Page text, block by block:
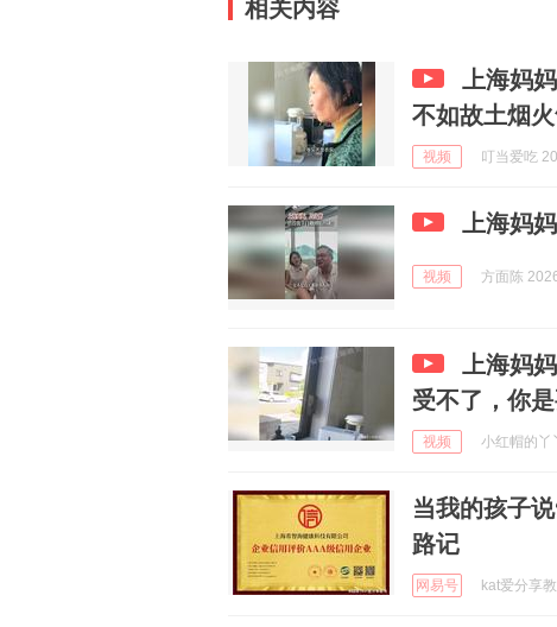
相关内容
上海妈
不如故土烟
视频 叮当爱吃
上海妈
视频 方面陈
上海妈
受不了，你
视频 小红帽的丫
当我的孩子
路记
网易号 kat爱分享